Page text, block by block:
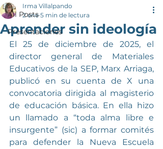
All Posts
Presentaciones
Aprender sin ideología
Irma Villalpando
2 ene 5 min de lectura
El 25 de diciembre de 2025, el
director general de Materiales
Educativos de la SEP, Marx Arriaga,
publicó en su cuenta de X una
convocatoria dirigida al magisterio
de educación básica. En ella hizo
un llamado a “toda alma libre e
insurgente” (sic) a formar comités
para defender la Nueva Escuela